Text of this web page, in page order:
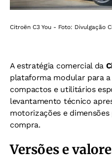
Citroën C3 You - Foto: Divulgação
A estratégia comercial da
plataforma modular para
compactos e utilitários
levantamento técnico
motorizações e
compra.
Versões e